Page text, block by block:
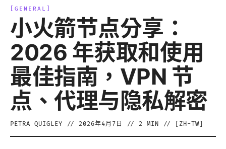
GENERAL
小火箭节点分享：
2026 年获取和使用
最佳指南，VPN 节
点、代理与隐私解密
PETRA QUIGLEY // 2026年4月7日 // 2 MIN // [ ZH-TW